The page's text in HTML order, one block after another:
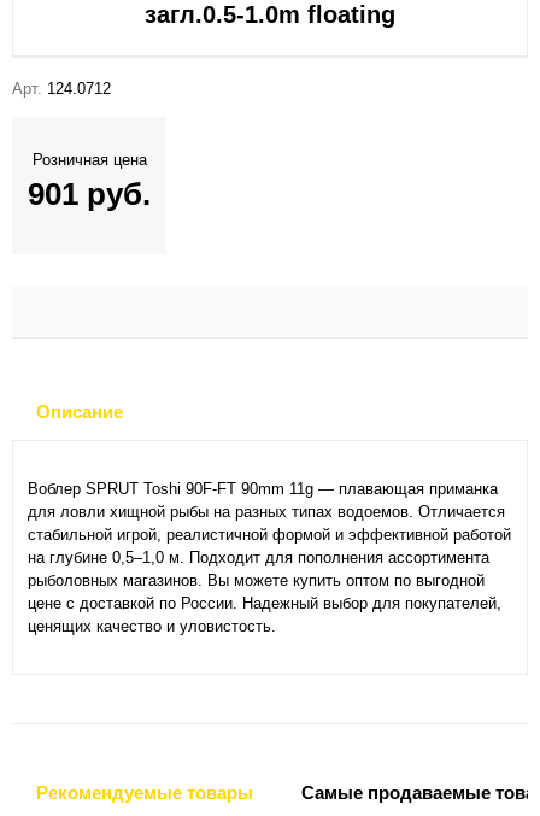
загл.0.5-1.0m floating
Арт. 124.0712
Розничная цена
901 руб.
Описание
Воблер SPRUT Toshi 90F-FT 90mm 11g — плавающая приманка
для ловли хищной рыбы на разных типах водоемов. Отличается
стабильной игрой, реалистичной формой и эффективной работой
на глубине 0,5–1,0 м. Подходит для пополнения ассортимента
рыболовных магазинов. Вы можете купить оптом по выгодной
цене с доставкой по России. Надежный выбор для покупателей,
ценящих качество и уловистость.
Рекомендуемые товары Самые продаваемые